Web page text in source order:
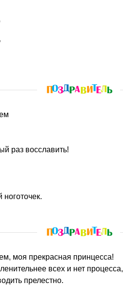
раз восславить!
моя прекрасная принцесса!
всех и нет процесса,
прелестно.